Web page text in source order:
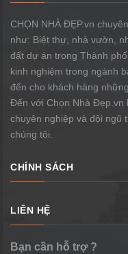
CHỌN NHÀ ĐẸP.vn
như: Biệt thự, nhà vườn,
đất dự án trong Thành
kinh nghiệm trong ngành
đến cho khách hàng
Đến với Chọn Nhà Đẹp.vn
chuyên nghiệp và đội ngũ
chúng tôi.
CHÍNH SÁCH
LIÊN HỆ
Bạn cần hỗ trợ ?